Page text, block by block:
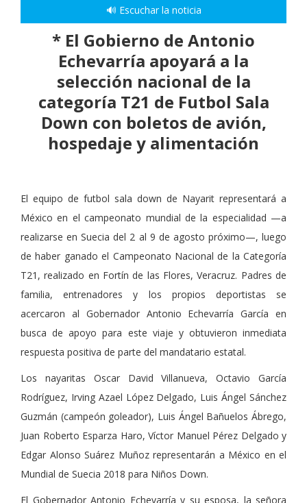
🔊 Escuchar la noticia
* El Gobierno de Antonio
Echevarría apoyará a la
selección nacional de la
categoría T21 de Futbol Sala
Down con boletos de avión,
hospedaje y alimentación
El equipo de futbol sala down de Nayarit representará a
México en el campeonato mundial de la especialidad —a
realizarse en Suecia del 2 al 9 de agosto próximo—, luego
de haber ganado el Campeonato Nacional de la Categoría
T21, realizado en Fortín de las Flores, Veracruz. Padres de
familia, entrenadores y los propios deportistas se
acercaron al Gobernador Antonio Echevarría García en
busca de apoyo para este viaje y obtuvieron inmediata
respuesta positiva de parte del mandatario estatal.
Los nayaritas Oscar David Villanueva, Octavio García
Rodríguez, Irving Azael López Delgado, Luis Ángel Sánchez
Guzmán (campeón goleador), Luis Ángel Bañuelos Ábrego,
Juan Roberto Esparza Haro, Víctor Manuel Pérez Delgado y
Edgar Alonso Suárez Muñoz representarán a México en el
Mundial de Suecia 2018 para Niños Down.
El Gobernador Antonio Echevarría y su esposa, la señora